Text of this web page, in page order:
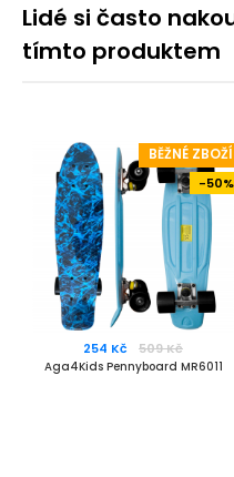
Lidé si často
tímto produktem
BĚŽNÉ ZBOŽÍ
-50%
254 Kč 509 Kč
Aga4Kids Pennyboard MR6011